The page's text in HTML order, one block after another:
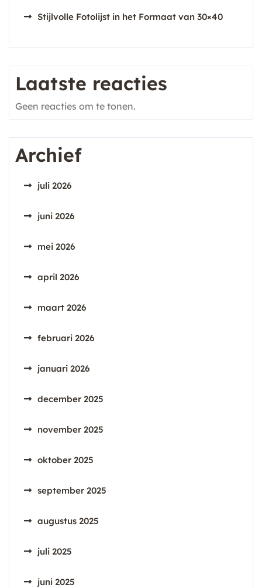
Stijlvolle Fotolijst in het Formaat van 30×40
Laatste reacties
Geen reacties om te tonen.
Archief
juli 2026
juni 2026
mei 2026
april 2026
maart 2026
februari 2026
januari 2026
december 2025
november 2025
oktober 2025
september 2025
augustus 2025
juli 2025
juni 2025